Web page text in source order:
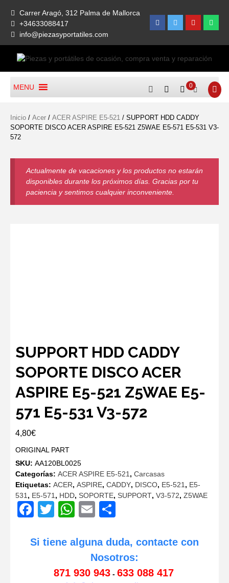
content
Carrer Aragó, 312 Palma de Mallorca
+34633088417
info@piezasyportatiles.com
Facebook
TwitterYoutube
Piezas Y Portátiles De
Ocasión, Compra Venta Y
Reparación
Teclados, Baterías, Carcasas, Placas, Gráficas, Procesadores,
MENU 0
Inicio / Acer / ACER ASPIRE E5-521 / SUPPORT HDD CADDY
SOPORTE DISCO ACER ASPIRE E5-521 Z5WAE E5-571 E5-531 V3-
572
Actualmente de vacaciones y los productos no estarán
disponibles durante los próximos días. Gracias por tu
paciencia y sentimos cualquier inconveniente.
SUPPORT HDD CADDY
SOPORTE DISCO ACER
ASPIRE E5-521 Z5WAE E5-
571 E5-531 V3-572
4,80€
ORIGINAL PART
SKU: AA120BL0025
Categorías: ACER ASPIRE E5-521 , Carcasas
Etiquetas: ACER, ASPIRE, CADDY, DISCO, E5-521 , E5-
531 , E5-571 , HDD, SOPORTE, SUPPORT, V3-572, Z5WAE
Facebook
TwitterWhatsApp
Email
Si tiene alguna duda, contacte con
Nosotros:
871 930 943- 633 088 417